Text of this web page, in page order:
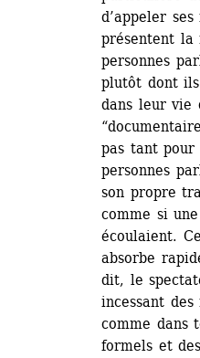
d’appeler
présentent la
personnes
plutôt dont
dans leur vie
pas tant pour
personnes
son propre
comme si
écoulaient.
absorbe
dit, le
incessant
comme dans
formels et